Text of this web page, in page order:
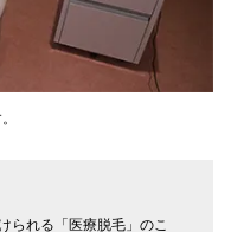
られる「医療脱毛」のこ